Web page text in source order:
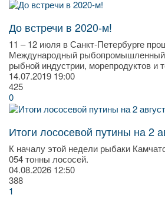
До встречи в 2020-м!
11 – 12 июля в Санкт-Петербурге
Международный
рыбной индустрии, морепродуктов и
14.07.2019 19:00
425
0
Итоги лососевой путины на 2
К началу этой недели рыбаки
054 тонны лососей.
04.08.2026 12:50
388
1